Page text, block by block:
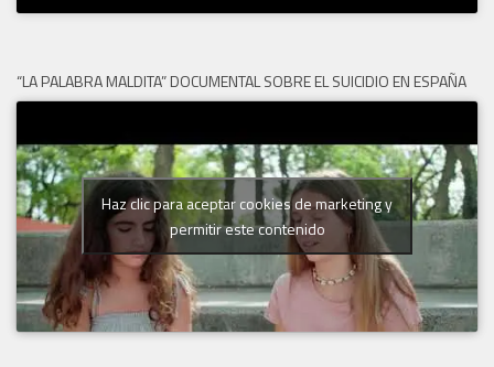
“LA PALABRA MALDITA” DOCUMENTAL SOBRE EL SUICIDIO EN ESPAÑA
Haz clic para aceptar cookies de marketing y
permitir este contenido